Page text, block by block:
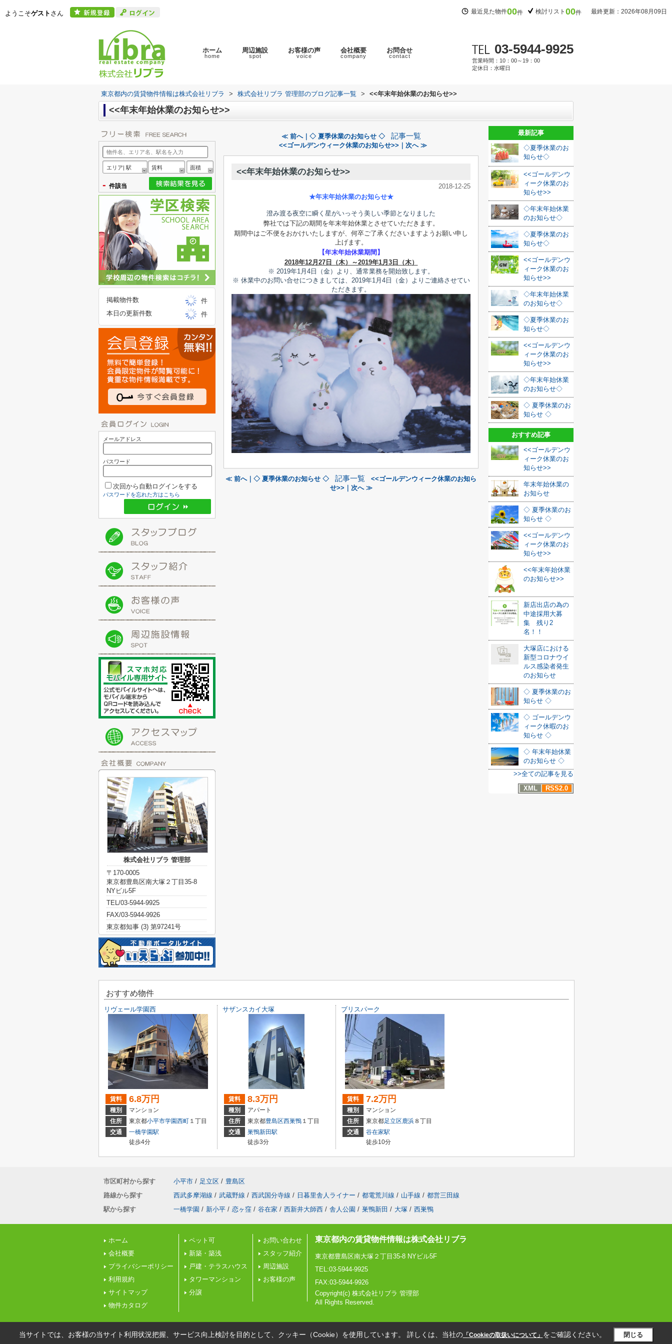
ようこそゲスト さん 最近見た物件00件 検討リスト 00件 最終更新：2026年08月09日
ホーム
home
周辺施設
spot
お客様の声
voice
会社概要
company
お問合せ
contact 03-5944-9925
営業時間：10：00～19：00
定休日：水曜日
東京都内の賃貸物件情報は株式会社リブラ > 株式会社リブラ 管理部のブログ記事一覧 > <<年末年始休業のお知らせ>>
<<年末年始休業のお知らせ>>
≪ 前へ｜◇ 夏季休業のお知らせ ◇ 記事一覧
<<ゴールデンウィーク休業のお知らせ>>｜次へ ≫
<<年末年始休業のお知らせ>>
2018-12-25
★年末年始休業のお知らせ★
澄み渡る夜空に瞬く星がいっそう美しい季節となりました
弊社では下記の期間を年末年始休業とさせていただきます。
期間中はご不便をおかけいたしますが、何卒ご了承くださいますようお願い申し
上げます。
【年末年始休業期間】
2018年12月27日（木）～2019年1月3日（木）
※ 2019年1月4日（金）より、通常業務を開始致します。
※ 休業中のお問い合せにつきましては、2019年1月4日（金）よりご連絡させてい
ただきます。
≪ 前へ｜◇ 夏季休業のお知らせ ◇ 記事一覧
<<ゴールデンウィーク休業のお知ら
せ>>｜次へ ≫
最新記事
◇夏季休業のお
知らせ◇
<<ゴールデンウ
ィーク休業のお
知らせ>>
◇年末年始休業
のお知らせ◇
◇夏季休業のお
知らせ◇
<<ゴールデンウ
ィーク休業のお
知らせ>>
◇年末年始休業
のお知らせ◇
◇夏季休業のお
知らせ◇
<<ゴールデンウ
ィーク休業のお
知らせ>>
◇年末年始休業
のお知らせ◇
◇ 夏季休業のお
知らせ ◇
おすすめ記事
<<ゴールデンウ
ィーク休業のお
知らせ>>
年末年始休業の
お知らせ
◇ 夏季休業のお
知らせ ◇
<<ゴールデンウ
ィーク休業のお
知らせ>>
<<年末年始休業
のお知らせ>>
新店出店の為の
中途採用大募
集 残り2
名！！
大塚店における
新型コロナウイ
ルス感染者発生
のお知らせ
◇ 夏季休業のお
知らせ ◇
◇ ゴールデンウ
ィーク休暇のお
知らせ ◇
◇ 年末年始休業
のお知らせ ◇
>>全ての記事を見る
XML
RSS2.0
エリア| 駅 賃料 面積
- 件該当
掲載物件数
件
本日の更新件数
件
メールアドレス
パスワード
次回から自動ログインをする
パスワードを忘れた方はこちら
株式会社リブラ 管理部
〒170-0005
東京都豊島区南大塚２丁目35-8
NYビル5F
TEL/03-5944-9925
FAX/03-5944-9926
東京都知事 (3) 第97241号
おすすめ物件
リヴェール学園西
賃料 6.8万円
種別
マンション
住所
東京都小平市学園西町 １丁目
交通
一橋学園駅
徒歩4分
サザンスカイ大塚
賃料 8.3万円
種別
アパート
住所
東京都豊島区西巣鴨 １丁目
交通
巣鴨新田駅
徒歩3分
ブリスパーク
賃料 7.2万円
種別
マンション
住所
東京都足立区鹿浜 ８丁目
交通
谷在家駅
徒歩10分
市区町村から探す 小平市 / 足立区 / 豊島区
路線から探す
西武多摩湖線 / 武蔵野線 / 西武国分寺線 / 日暮里舎人ライナー / 都電荒川線 / 山手線 / 都営三田線
駅から探す
一橋学園 / 新小平 / 恋ヶ窪 / 谷在家 / 西新井大師西 / 舎人公園 / 巣鴨新田 / 大塚 / 西巣鴨
ホーム
会社概要
プライバシーポリシー
利用規約
サイトマップ
物件カタログ
ペット可
新築・築浅
戸建・テラスハウス
タワーマンション
分譲
お問い合わせ
スタッフ紹介
周辺施設
お客様の声
東京都内の賃貸物件情報は株式会社リブラ
東京都豊島区南大塚２丁目35-8 NYビル5F
TEL:03-5944-9925
FAX:03-5944-9926
Copyright(c) 株式会社リブラ 管理部
All Rights Reserved.
当サイトでは、お客様の当サイト利用状況把握、サービス向上検討を目的として、クッキー（Cookie）を使用しています。 詳しくは、当社の「Cookieの取扱いについて」 をご確認ください。 閉じる